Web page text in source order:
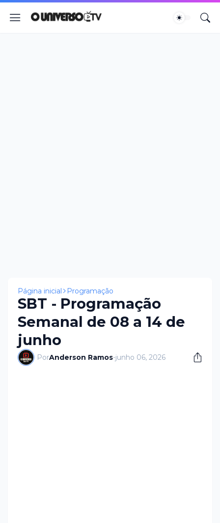
Página inicial Programação
SBT - Programação
Semanal de 08 a 14 de
junho
PorAnderson Ramos-junho 06, 2026